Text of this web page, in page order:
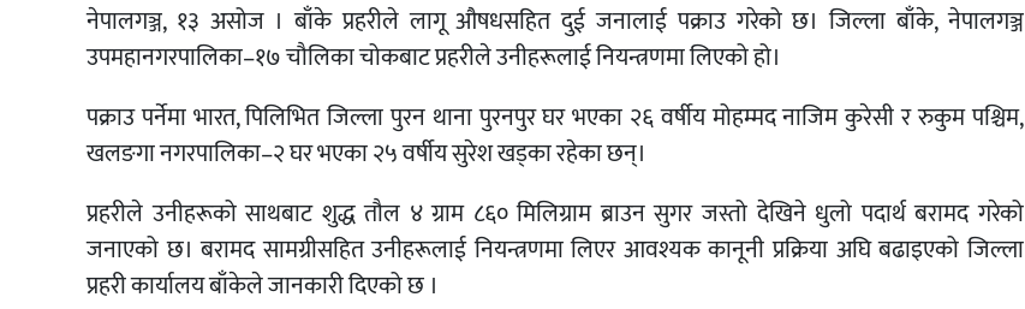
नेपालगञ्ज, १३ असोज । बाँके प्रहरीले लागू औषधसहित दुई जनालाई पक्राउ गरेको छ। जिल्ला बाँके, नेपालगञ्ज
उपमहानगरपालिका–१७ चौलिका चोकबाट प्रहरीले उनीहरूलाई नियन्त्रणमा लिएको हो।
पक्राउ पर्नेमा भारत, पिलिभित जिल्ला पुरन थाना पुरनपुर घर भएका २६ वर्षीय मोहम्मद नाजिम कुरेसी र रुकुम पश्चिम,
खलङगा नगरपालिका–२ घर भएका २५ वर्षीय सुरेश खड्का रहेका छन्।
प्रहरीले उनीहरूको साथबाट शुद्ध तौल ४ ग्राम ८६० मिलिग्राम ब्राउन सुगर जस्तो देखिने धुलो पदार्थ बरामद गरेको
जनाएको छ। बरामद सामग्रीसहित उनीहरूलाई नियन्त्रणमा लिएर आवश्यक कानूनी प्रक्रिया अघि बढाइएको जिल्ला
प्रहरी कार्यालय बाँकेले जानकारी दिएको छ ।